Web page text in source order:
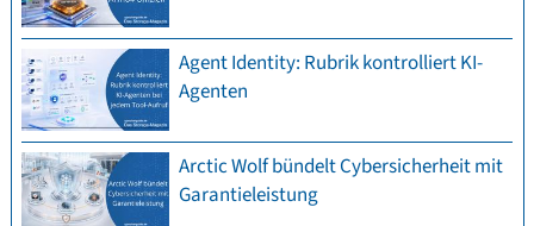
Agent Identity: Rubrik kontrolliert KI-
Agenten
Arctic Wolf bündelt Cybersicherheit mit
Garantieleistung